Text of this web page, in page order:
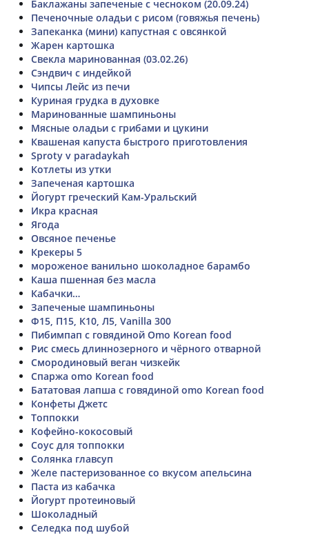
Баклажаны запеченые с чесноком (20.09.24)
Печеночные оладьи с рисом (говяжья печень)
Запеканка (мини) капустная с овсянкой
Жарен картошка
Свекла маринованная (03.02.26)
Сэндвич с индейкой
Чипсы Лейс из печи
Куриная грудка в духовке
Маринованные шампиньоны
Мясные оладьи с грибами и цукини
Квашеная капуста быстрого приготовления
Sproty v paradaykah
Котлеты из утки
Запеченая картошка
Йогурт греческий Кам-Уральский
Икра красная
Ягода
Овсяное печенье
Крекеры 5
мороженое ванильно шоколадное барамбо
Каша пшенная без масла
Кабачки…
Запеченые шампиньоны
Ф15, П15, К10, Л5, Vanilla 300
Пибимпап с говядиной Omo Korean food
Рис смесь длиннозерного и чёрного отварной
Смородиновый веган чизкейк
Спаржа omo Korean food
Бататовая лапша с говядиной omo Korean food
Конфеты Джетс
Топпокки
Кофейно-кокосовый
Соус для топпокки
Солянка главсуп
Желе пастеризованное со вкусом апельсина
Паста из кабачка
Йогурт протеиновый
Шоколадный
Селедка под шубой